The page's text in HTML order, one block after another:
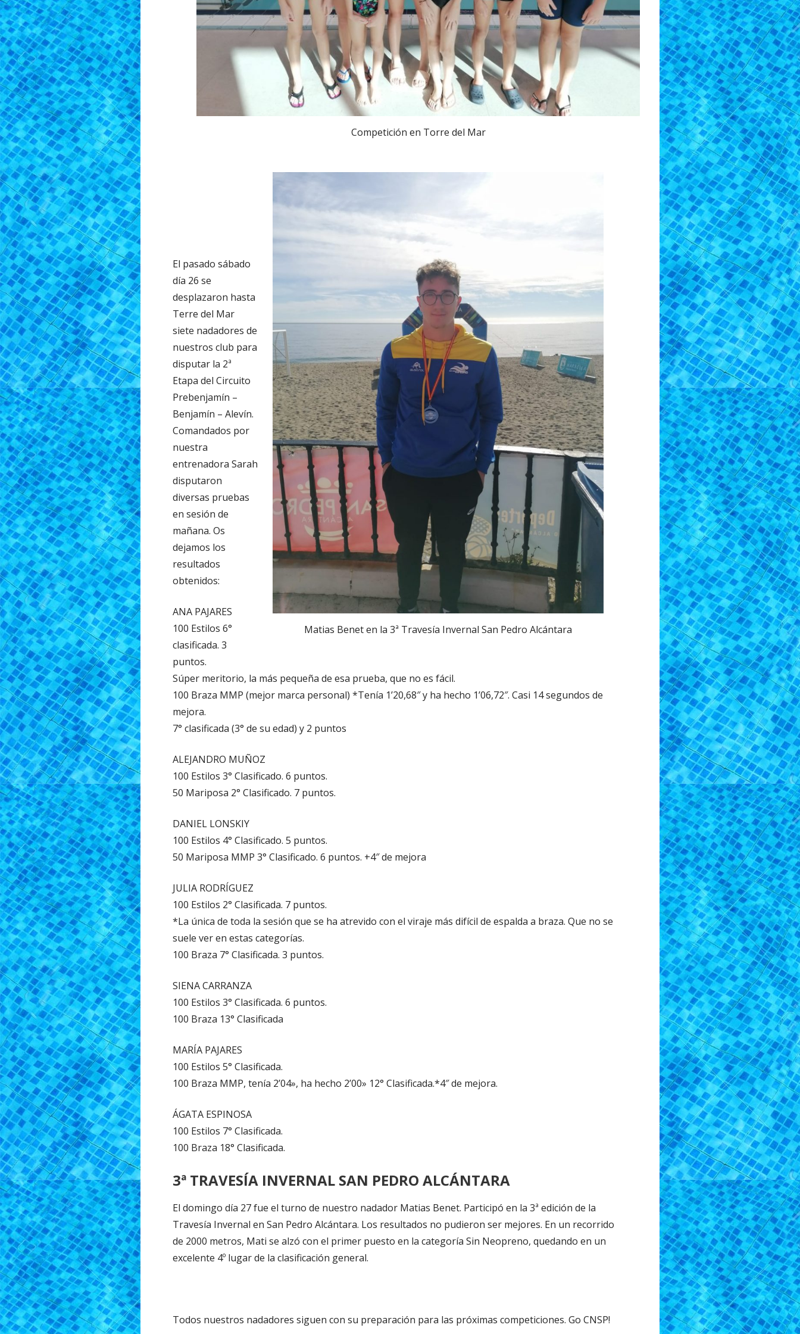
Competición en Torre del Mar
Matias Benet en la 3ª Travesía Invernal San Pedro Alcántara
El pasado sábado
día 26 se
desplazaron hasta
Terre del Mar
siete nadadores de
nuestros club para
disputar la 2ª
Etapa del Circuito
Prebenjamín –
Benjamín – Alevín.
Comandados por
nuestra
entrenadora Sarah
disputaron
diversas pruebas
en sesión de
mañana. Os
dejamos los
resultados
obtenidos:
ANA PAJARES
100 Estilos 6°
clasificada. 3
puntos.
Súper meritorio, la más pequeña de esa prueba, que no es fácil.
100 Braza MMP (mejor marca personal) *Tenía 1’20,68″ y ha hecho 1’06,72″. Casi 14 segundos de
mejora.
7° clasificada (3° de su edad) y 2 puntos
ALEJANDRO MUÑOZ
100 Estilos 3° Clasificado. 6 puntos.
50 Mariposa 2° Clasificado. 7 puntos.
DANIEL LONSKIY
100 Estilos 4° Clasificado. 5 puntos.
50 Mariposa MMP 3° Clasificado. 6 puntos. +4″ de mejora
JULIA RODRÍGUEZ
100 Estilos 2° Clasificada. 7 puntos.
*La única de toda la sesión que se ha atrevido con el viraje más difícil de espalda a braza. Que no se
suele ver en estas categorías.
100 Braza 7° Clasificada. 3 puntos.
SIENA CARRANZA
100 Estilos 3° Clasificada. 6 puntos.
100 Braza 13° Clasificada
MARÍA PAJARES
100 Estilos 5° Clasificada.
100 Braza MMP, tenía 2’04», ha hecho 2’00» 12° Clasificada.*4″ de mejora.
ÁGATA ESPINOSA
100 Estilos 7° Clasificada.
100 Braza 18° Clasificada.
3ª TRAVESÍA INVERNAL SAN PEDRO ALCÁNTARA
El domingo día 27 fue el turno de nuestro nadador Matias Benet. Participó en la 3ª edición de la
Travesía Invernal en San Pedro Alcántara. Los resultados no pudieron ser mejores. En un recorrido
de 2000 metros, Mati se alzó con el primer puesto en la categoría Sin Neopreno, quedando en un
excelente 4º lugar de la clasificación general.
Todos nuestros nadadores siguen con su preparación para las próximas competiciones. Go CNSP!